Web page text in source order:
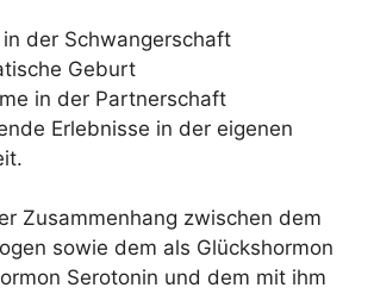
in der Schwangerschaft
Geburt
in der Partnerschaft
Erlebnisse in der eigenen
Zusammenhang zwischen dem
sowie dem als Glückshormon
Serotonin und dem mit ihm